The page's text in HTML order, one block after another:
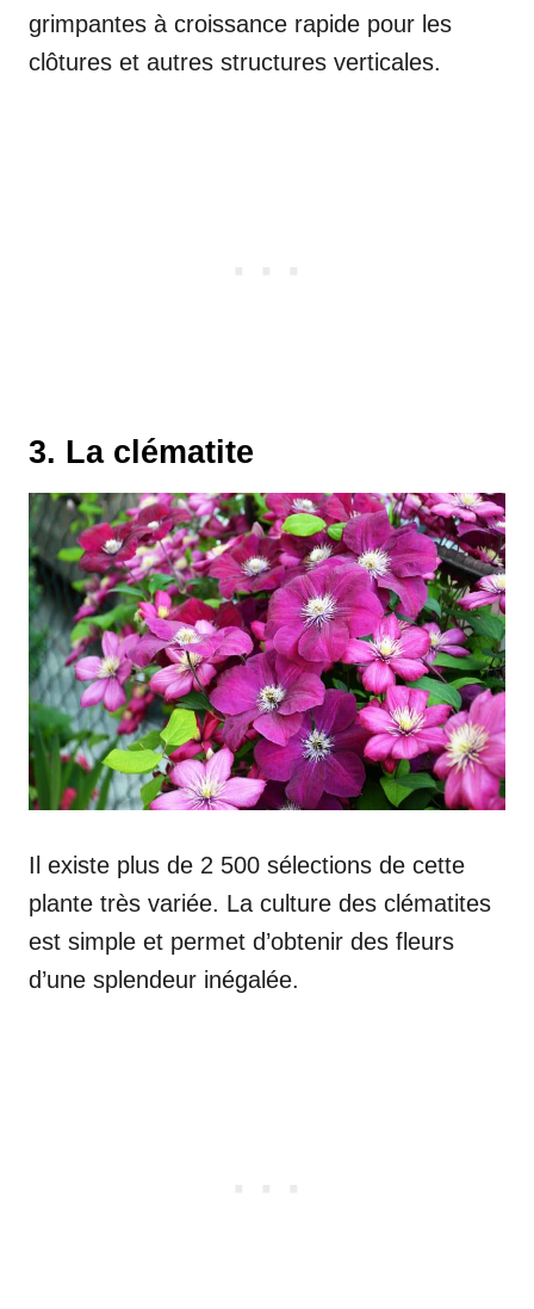
grimpantes à croissance rapide pour les
clôtures et autres structures verticales.
3. La clématite
Il existe plus de 2 500 sélections de cette
plante très variée. La culture des clématites
est simple et permet d’obtenir des fleurs
d’une splendeur inégalée.